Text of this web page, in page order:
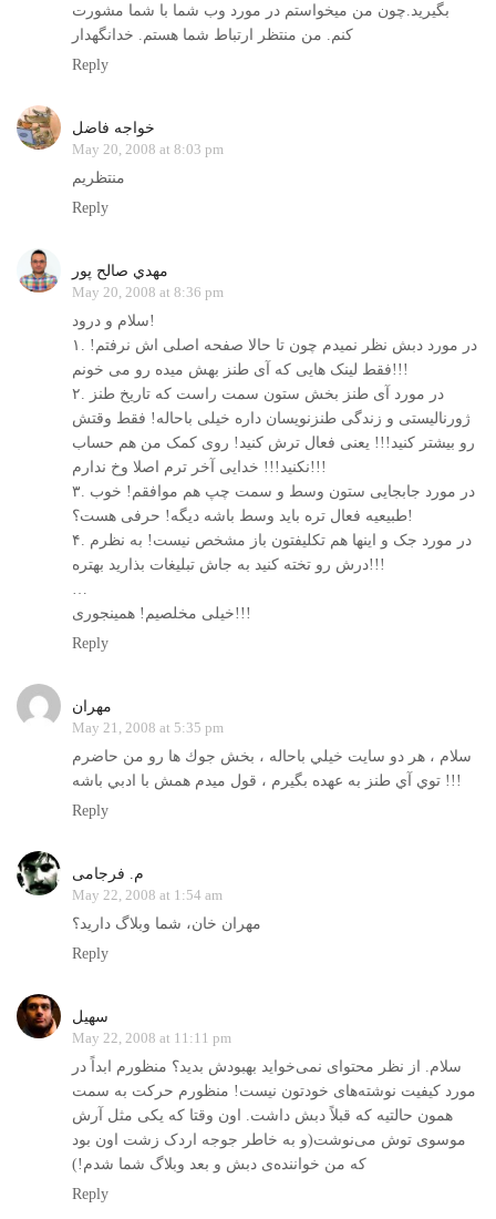
بگيريد.چون من ميخواستم در مورد وب شما با شما مشورت
کنم. من منتظر ارتباط شما هستم. خدانگهدار
Reply
خواجه فاضل
May 20, 2008 at 8:03 pm
منتظريم
Reply
مهدي صالح پور
May 20, 2008 at 8:36 pm
سلام و درود!
۱. در مورد دبش نظر نميدم چون تا حالا صفحه اصلی اش نرفتم!
فقط لينک هايی که آی طنز بهش ميده رو می خونم!!!
۲. در مورد آی طنز بخش ستون سمت راست که تاريخ طنز
ژورناليستی و زندگی طنزنويسان داره خيلی باحاله! فقط وقتش
رو بيشتر کنيد!!! يعنی فعال ترش کنيد! روی کمک من هم حساب
نکنيد!!! خدايی آخر ترم اصلا وخ ندارم!!!
۳. در مورد جابجايی ستون وسط و سمت چپ هم موافقم! خوب
طبيعيه فعال تره بايد وسط باشه ديگه! حرفی هست؟!
۴. در مورد جک و اينها هم تکليفتون باز مشخص نيست! به نظرم
درش رو تخته کنيد به جاش تبليغات بذاريد بهتره!!!
…
خيلی مخلصيم! همينجوری!!!
Reply
مهران
May 21, 2008 at 5:35 pm
سلام ، هر دو سايت خيلي باحاله ، بخش جوك ها رو من حاضرم
توي آي طنز به عهده بگيرم ، قول ميدم همش با ادبي باشه !!!
Reply
م. فرجامی
May 22, 2008 at 1:54 am
مهران خان، شما وبلاگ داريد؟
Reply
سهیل
May 22, 2008 at 11:11 pm
سلام. از نظر محتوای نمی‌خواید بهبودش بدید؟ منظورم ابداً در
مورد کیفیت نوشته‌های خودتون نیست! منظورم حرکت به سمت
همون حالتیه که قبلاً دبش داشت. اون وقتا که یکی مثل آرش
موسوی توش می‌نوشت(و به خاطر جوجه اردک زشت اون بود
که من خواننده‌ی دبش و بعد وبلاگ شما شدم!)
Reply